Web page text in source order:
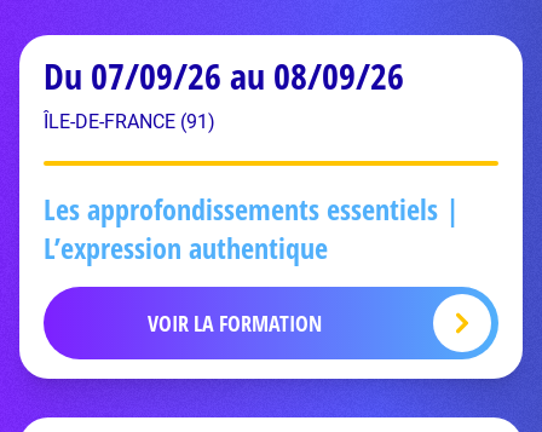
Du 07/09/26 au 08/09/26
ÎLE-DE-FRANCE (91)
Les approfondissements essentiels |
L’expression authentique
VOIR LA FORMATION